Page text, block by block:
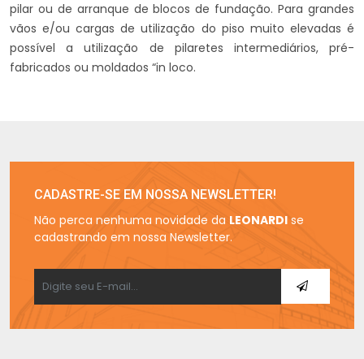
pilar ou de arranque de blocos de fundação. Para grandes
vãos e/ou cargas de utilização do piso muito elevadas é
possível a utilização de pilaretes intermediários, pré-
fabricados ou moldados “in loco.
CADASTRE-SE EM NOSSA NEWSLETTER!
Não perca nenhuma novidade da LEONARDI se
cadastrando em nossa Newsletter.